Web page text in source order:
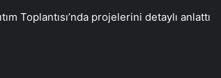
Toplantısı’nda projelerini detaylı anlattı